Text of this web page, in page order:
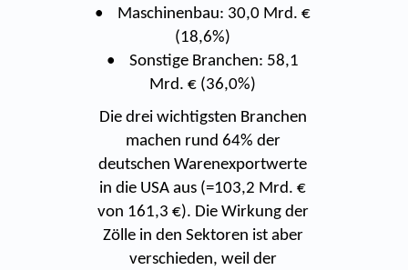
• Maschinenbau: 30,0 Mrd. €
(18,6%)
• Sonstige Branchen: 58,1
Mrd. € (36,0%)
Die drei wichtigsten Branchen
machen rund 64% der
deutschen Warenexportwerte
in die USA aus (=103,2 Mrd. €
von 161,3 €). Die Wirkung der
Zölle in den Sektoren ist aber
verschieden, weil der